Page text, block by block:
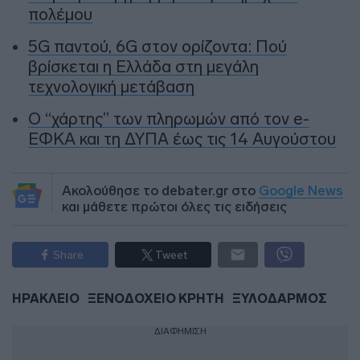
πολέμου
5G παντού, 6G στον ορίζοντα: Πού
βρίσκεται η Ελλάδα στη μεγάλη
τεχνολογική μετάβαση
Ο “χάρτης” των πληρωμών από τον e-
ΕΦΚΑ και τη ΔΥΠΑ έως τις 14 Αυγούστου
Ακολούθησε το debater.gr στο Google News
και μάθετε πρώτοι όλες τις ειδήσεις
Share Tweet
ΗΡΑΚΛΕΙΟ ΞΕΝΟΔΟΧΕΙΟ ΚΡΗΤΗ ΞΥΛΟΔΑΡΜΟΣ
ΔΙΑΦΗΜΙΣΗ